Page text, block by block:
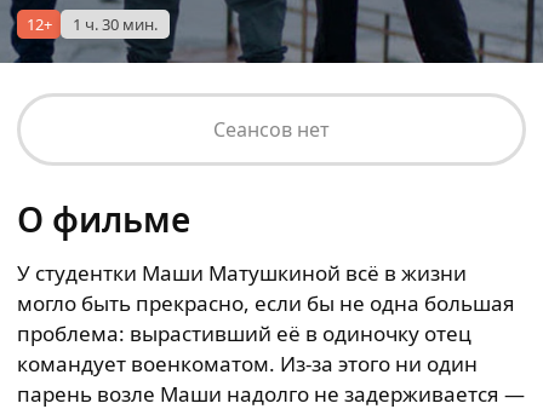
12+ 1 ч. 30 мин.
Сеансов нет
О фильме
У студентки Маши Матушкиной всё в жизни
могло быть прекрасно, если бы не одна большая
проблема: вырастивший её в одиночку отец
командует военкоматом. Из-за этого ни один
парень возле Маши надолго не задерживается —